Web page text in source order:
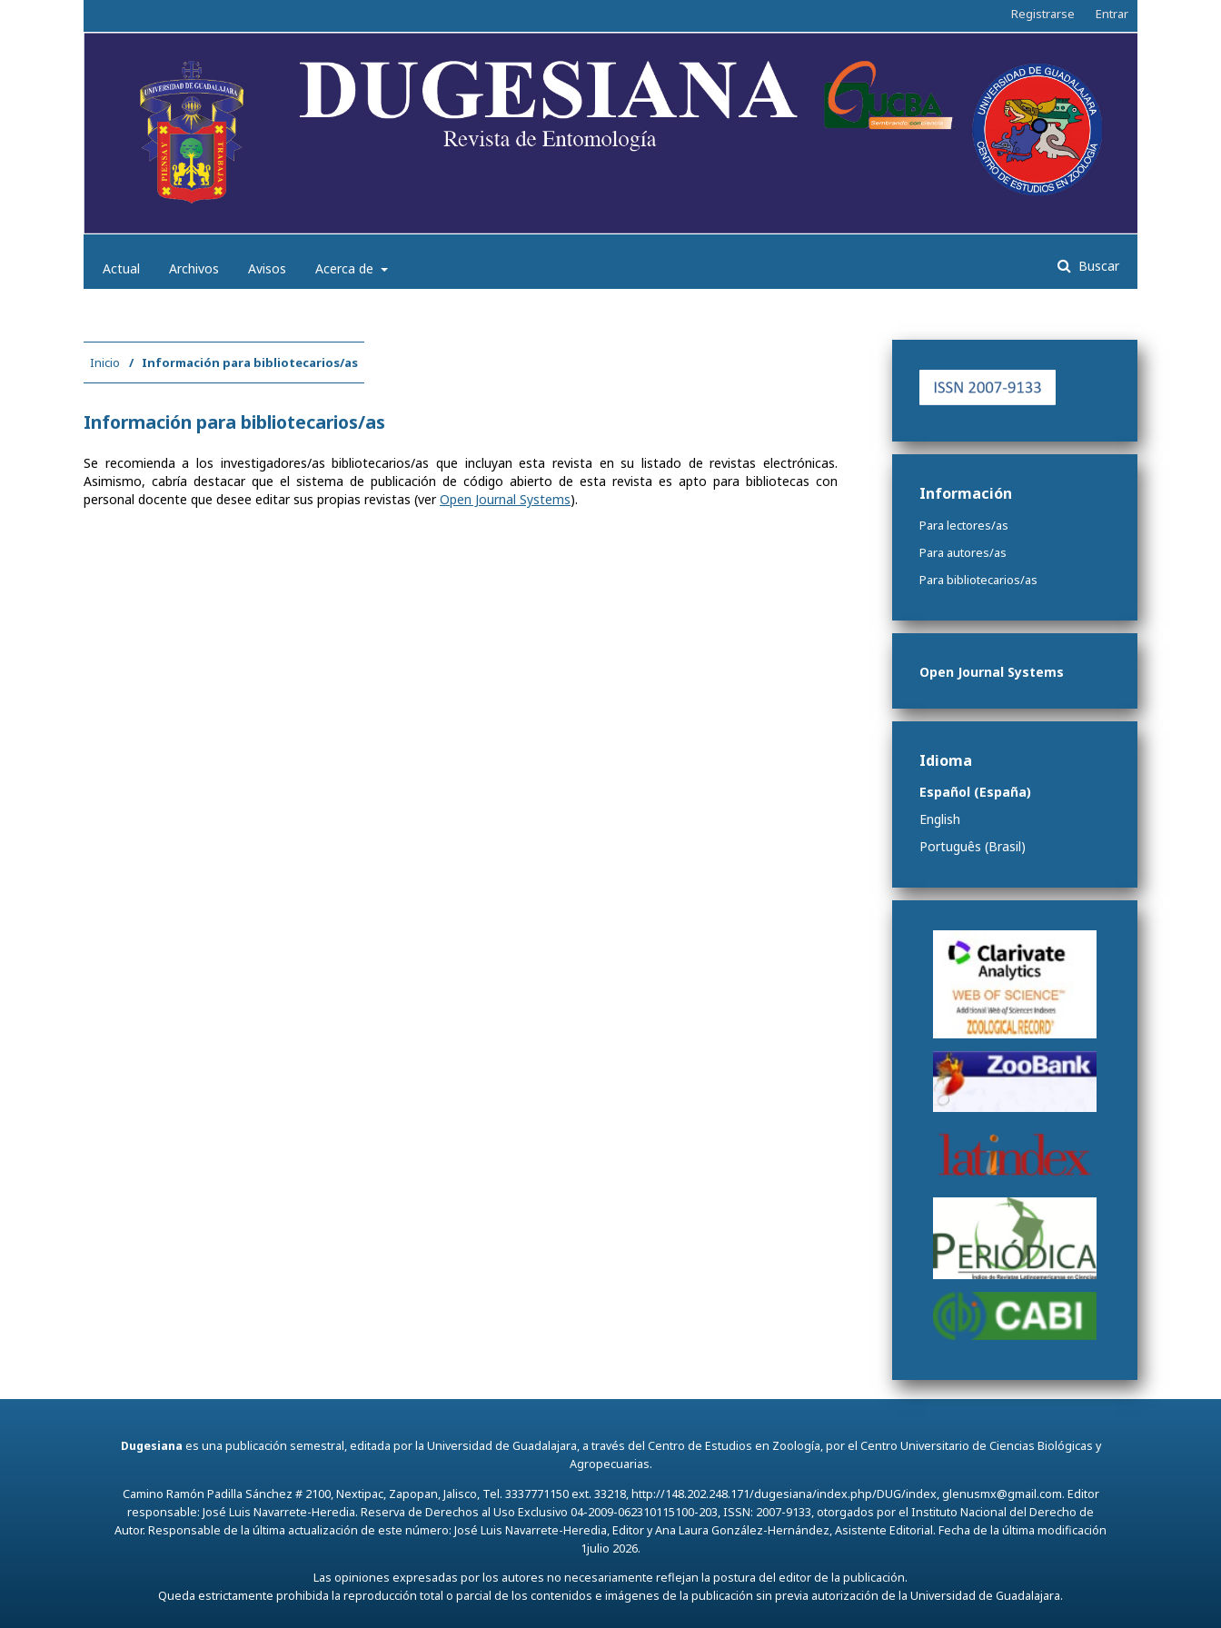
Actual Archivos Avisos Acerca de Buscar
Registrarse Entrar
Inicio / Información para bibliotecarios/as
Información para bibliotecarios/as
Se recomienda a los investigadores/as bibliotecarios/as que incluyan esta revista en su listado de revistas electrónicas.
Asimismo, cabría destacar que el sistema de publicación de código abierto de esta revista es apto para bibliotecas con
personal docente que desee editar sus propias revistas (verOpen Journal Systems). Información
Para lectores/as
Para autores/as
Para bibliotecarios/as
Open Journal Systems
Idioma
Español (España)
English
Português (Brasil)
Dugesiana es una publicación semestral, editada por la Universidad de Guadalajara, a través del Centro de Estudios en Zoología, por el Centro Universitario de Ciencias Biológicas y
Agropecuarias.
Camino Ramón Padilla Sánchez # 2100, Nextipac, Zapopan, Jalisco, Tel. 3337771150 ext. 33218, http://148.202.248.171/dugesiana/index.php/DUG/index, glenusmx@gmail.com. Editor
responsable: José Luis Navarrete-Heredia. Reserva de Derechos al Uso Exclusivo 04-2009-062310115100-203, ISSN: 2007-9133, otorgados por el Instituto Nacional del Derecho de
Autor. Responsable de la última actualización de este número: José Luis Navarrete-Heredia, Editor y Ana Laura González-Hernández, Asistente Editorial. Fecha de la última modificación
1julio 2026.
Las opiniones expresadas por los autores no necesariamente reflejan la postura del editor de la publicación.
Queda estrictamente prohibida la reproducción total o parcial de los contenidos e imágenes de la publicación sin previa autorización de la Universidad de Guadalajara.